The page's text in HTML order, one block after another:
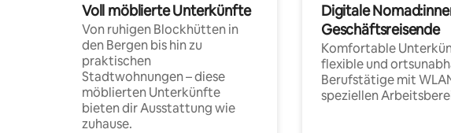
Voll möblierte Unterkünfte
Von ruhigen Blockhütten in
den Bergen bis hin zu
praktischen
Stadtwohnungen – diese
möblierten Unterkünfte
bieten dir Ausstattung wie
zuhause.
Digitale
Geschäftsreisende
Komfortable
flexible und
Berufstätige mit
speziellen